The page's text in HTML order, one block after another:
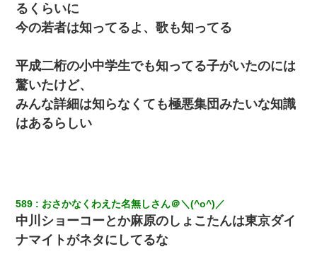
【画像】女上司(30)「終電なくなったね…部屋くる？」ワイ「行
るくらいに
今の若者は知ってるよ、歌も知ってる
平成二桁の小中学生でも知ってる子がいたのには
驚いたけど、
みんな詳細は知らなくても極悪集団みたいな知識
はあるらしい
589 おさかなくわえた名無しさん＠＼(^o^)／
中川ショーコーとか麻原のしょこたんは東京ダイ
ナマイトがネタにしてるな